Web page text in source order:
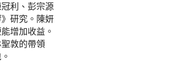
利、彭宗源
研究。陳妍
增加收益。
敦的帶領